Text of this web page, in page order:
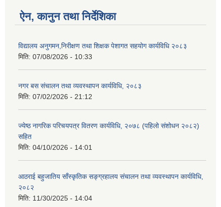
ऐन, कानुन तथा निर्देशिका
विद्यालय अनुगमन,निरीक्षण तथा शिक्षक पेशागत सहयोग कार्यविधि २०८३
मिति: 07/08/2026 - 10:33
नगर बस संचालन तथा व्यवस्थापन कार्यविधि, २०८३
मिति: 07/02/2026 - 21:12
ज्येष्ठ नागरिक परिचयपत्र वितरण कार्यविधि, २०७८ (पहिलो संशोधन २०८२)
सहित
मिति: 04/10/2026 - 14:01
आठराई बहुजातिय साँस्कृतिक सङ्ग्रहालय संचालन तथा व्यवस्थापन कार्यविधि,
२०८२
मिति: 11/30/2025 - 14:04